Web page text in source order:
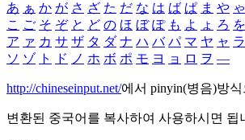
あ ぁ か が さ ざ た だ な は ば ぱ ま や ゃ
こ ご そ ぞ と ど の ほ ぼ ぽ も よ ょ ろ を
ア ァ カ サ ザ タ ダ ナ ハ バ パ マ ヤ ャ ラ
ソ ゾ ト ド ノ ホ ボ ポ モ ヨ ョ ロ ヲ ―
http://chineseinput.net/에서 pinyin(병음)방
변환된 중국어를 복사하여 사용하시면 됩